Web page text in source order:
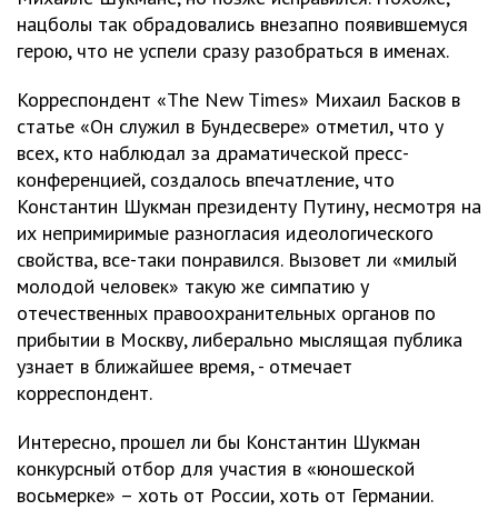
нацболы так обрадовались внезапно появившемуся
герою, что не успели сразу разобраться в именах.
Корреспондент «The New Times» Михаил Басков в
статье «Он служил в Бундесвере» отметил, что у
всех, кто наблюдал за драматической пресс-
конференцией, создалось впечатление, что
Константин Шукман президенту Путину, несмотря на
их непримиримые разногласия идеологического
свойства, все-таки понравился. Вызовет ли «милый
молодой человек» такую же симпатию у
отечественных правоохранительных органов по
прибытии в Москву, либерально мыслящая публика
узнает в ближайшее время, - отмечает
корреспондент.
Интересно, прошел ли бы Константин Шукман
конкурсный отбор для участия в «юношеской
восьмерке» – хоть от России, хоть от Германии.